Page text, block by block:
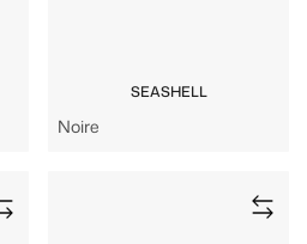
SEASHELL
Noire